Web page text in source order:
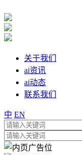
关于我们
ai资讯
ai动态
联系我们
中 EN